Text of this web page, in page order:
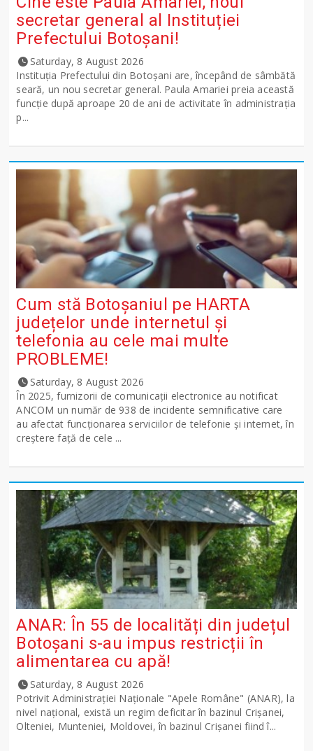
secretar general al Instituției
Prefectului Botoșani!
Saturday, 8 August 2026
Instituția Prefectului din Botoșani are, începând de sâmbătă
seară, un nou secretar general. Paula Amariei preia această
funcție după aproape 20 de ani de activitate în administrația
p...
Cum stă Botoșaniul pe HARTA
județelor unde internetul și
telefonia au cele mai multe
PROBLEME!
Saturday, 8 August 2026
În 2025, furnizorii de comunicații electronice au notificat
ANCOM un număr de 938 de incidente semnificative care
au afectat funcționarea serviciilor de telefonie și internet, în
creștere față de cele ...
ANAR: În 55 de localități din județul
Botoșani s-au impus restricții în
alimentarea cu apă!
Saturday, 8 August 2026
Potrivit Administraţiei Naţionale "Apele Române" (ANAR), la
nivel naţional, există un regim deficitar în bazinul Crişanei,
Olteniei, Munteniei, Moldovei, în bazinul Crişanei fiind î...